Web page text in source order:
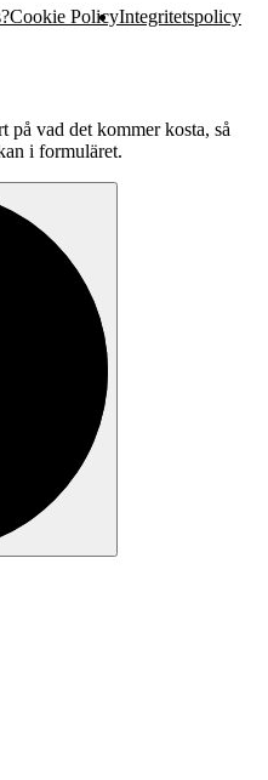
Cookie PolicyIntegritetspolicy
på vad det kommer kosta, så
i formuläret.